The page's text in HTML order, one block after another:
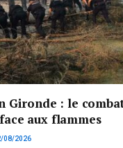
Gironde : le
aux flammes
08/2026